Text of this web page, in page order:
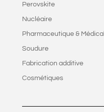
Perovskite
Nucléaire
Pharmaceutique & Médical
Soudure
Fabrication additive
Cosmétiques